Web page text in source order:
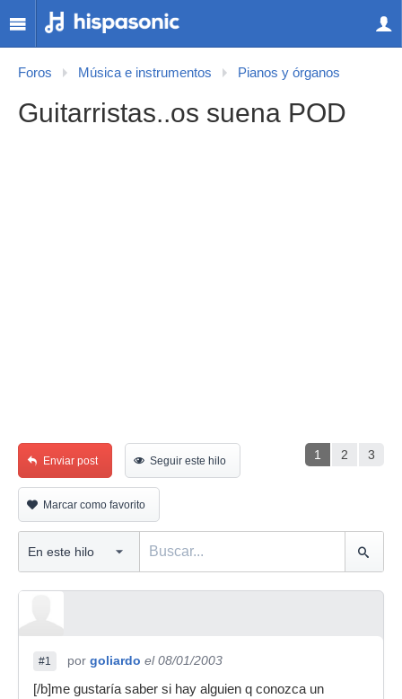
Foros Música e instrumentos Pianos y órganos
Guitarristas..os suena POD
1 2 3
Enviar post Seguir este hilo
Marcar como favorito
#1 por goliardo el 08/01/2003
[/b]me gustaría saber si hay alguien q conozca un